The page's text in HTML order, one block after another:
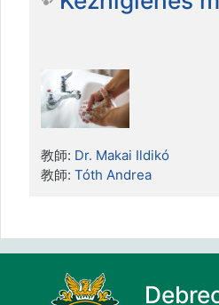
教師: Dr. Makai Ildikó
教師: Tóth Andrea